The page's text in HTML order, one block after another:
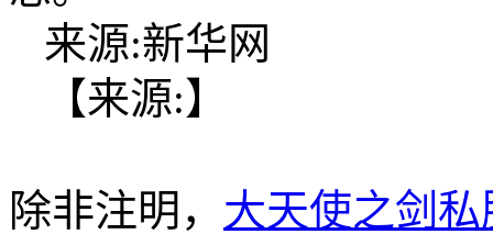
来源:新华网
【来源:】
除非注明， 大天使之剑私